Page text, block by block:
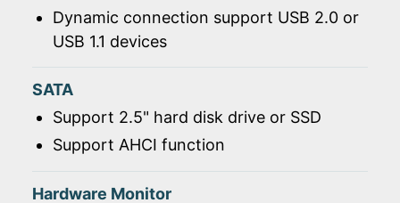
Dynamic connection support USB 2.0 or
USB 1.1 devices
SATA
Support 2.5" hard disk drive or SSD
Support AHCI function
Hardware Monitor